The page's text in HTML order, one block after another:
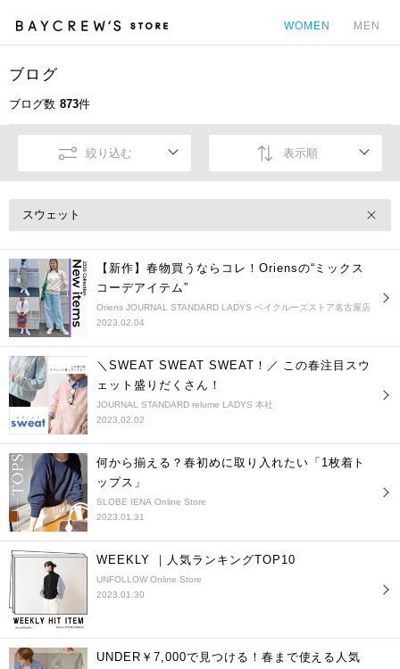
WOMEN MEN
ブログ
ブログ数 873件
絞り込む 表示順
スウェット
【新作】春物買うならコレ！Oriensの“ミックス
コーデアイテム”
Oriens JOURNAL STANDARD LADYS ベイクルーズストア名古屋店
2023.02.04
＼SWEAT SWEAT SWEAT！／ この春注目スウ
ェット盛りだくさん！
JOURNAL STANDARD relume LADYS 本社
2023.02.02
何から揃える？春初めに取り入れたい「1枚着ト
ップス」
SLOBE IENA Online Store
2023.01.31
WEEKLY ｜人気ランキングTOP10
UNFOLLOW Online Store
2023.01.30
UNDER￥7,000で見つける！春まで使える人気